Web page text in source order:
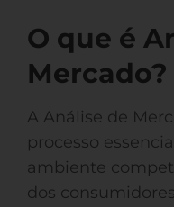
O que é
Mercado?
A Análise de
processo
ambiente
dos